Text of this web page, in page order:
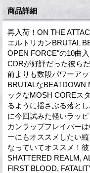
商品詳細
再入荷！ON THE
エルトリカンBRUTAL
OPEN FORCE"の10曲
CDRが好評だった彼ら
前よりも数段パワーア
BRUTALなBEATDOWN
ックなMOSH COREス
るように揺さぶる落と
に今回試みた軽いラッ
カンラップフレイバー
ーにもオススメしたい
なっていてオススメ！
SHATTERED REALM,
FIRST BLOOD,